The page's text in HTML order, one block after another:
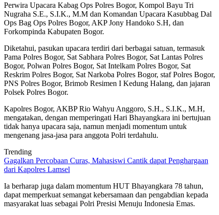
Perwira Upacara Kabag Ops Polres Bogor, Kompol Bayu Tri
Nugraha S.E., S.I.K., M.M dan Komandan Upacara Kasubbag Dal
Ops Bag Ops Polres Bogor, AKP Jony Handoko S.H, dan
Forkompinda Kabupaten Bogor.
Diketahui, pasukan upacara terdiri dari berbagai satuan, termasuk
Pama Polres Bogor, Sat Sabhara Polres Bogor, Sat Lantas Polres
Bogor, Polwan Polres Bogor, Sat Intelkam Polres Bogor, Sat
Reskrim Polres Bogor, Sat Narkoba Polres Bogor, staf Polres Bogor,
PNS Polres Bogor, Brimob Resimen I Kedung Halang, dan jajaran
Polsek Polres Bogor.
Kapolres Bogor, AKBP Rio Wahyu Anggoro, S.H., S.I.K., M.H,
mengatakan, dengan memperingati Hari Bhayangkara ini bertujuan
tidak hanya upacara saja, namun menjadi momentum untuk
mengenang jasa-jasa para anggota Polri terdahulu.
Trending
Gagalkan Percobaan Curas, Mahasiswi Cantik dapat Penghargaan
dari Kapolres Lamsel
Ia berharap juga dalam momentum HUT Bhayangkara 78 tahun,
dapat memperkuat semangat kebersamaan dan pengabdian kepada
masyarakat luas sebagai Polri Presisi Menuju Indonesia Emas.